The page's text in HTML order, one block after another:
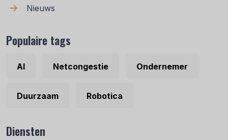
Nieuws
Populaire tags
AI Netcongestie Ondernemer
Duurzaam Robotica
Diensten